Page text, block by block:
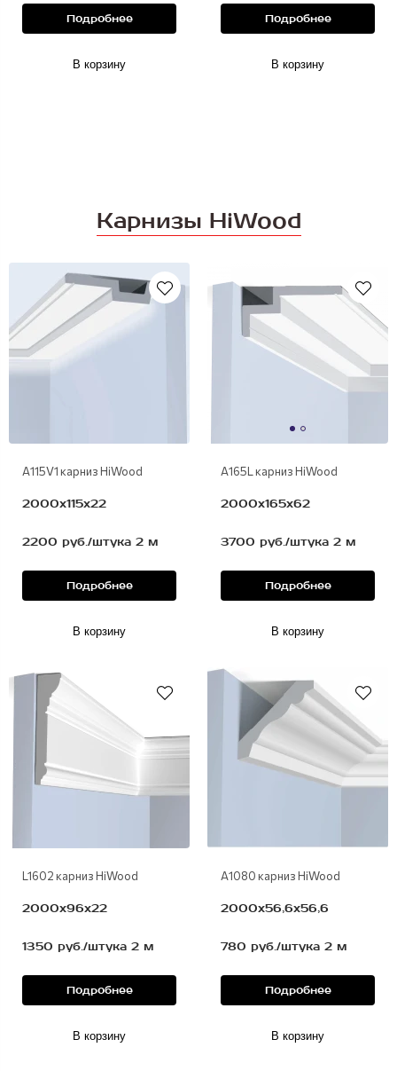
Подробнее
В корзину
Подробнее
В корзину
Карнизы HiWood
A115V1 карниз HiWood
2000х115х22
2200 руб./штука 2 м
Подробнее
В корзину
A165L карниз HiWood
2000х165х62
3700 руб./штука 2 м
Подробнее
В корзину
L1602 карниз HiWood
2000х96х22
1350 руб./штука 2 м
Подробнее
В корзину
A1080 карниз HiWood
2000х56,6х56,6
780 руб./штука 2 м
Подробнее
В корзину